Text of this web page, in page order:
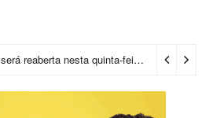
Casa do Benin será reaberta nesta quinta-feira (6) 21 horas ago